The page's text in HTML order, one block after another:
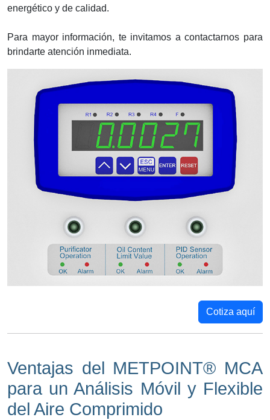
energético y de calidad.
Para mayor información, te invitamos a contactarnos para
brindarte atención inmediata.
Cotiza aquí
Ventajas del METPOINT® MCA
para un Análisis Móvil y Flexible
del Aire Comprimido